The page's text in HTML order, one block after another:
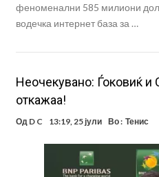
феноменални 585 милиони
водечка интернет база за …
Неочекувано: Ѓоковиќ
откажаа!
Од D C 13:19, 25 јули Во : Тенис